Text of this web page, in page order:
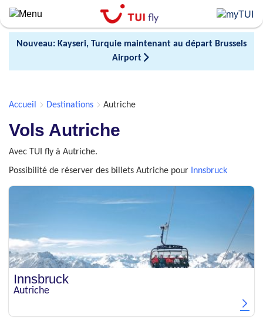
Skip
to
main
contentNouveau: Kayseri, Turquie maintenant au départ Brussels
Airport
Accueil Destinations Autriche
Vols Autriche
Avec TUI fly à Autriche.
Possibilité de réserver des billets Autriche pour Innsbruck
Innsbruck
Autriche